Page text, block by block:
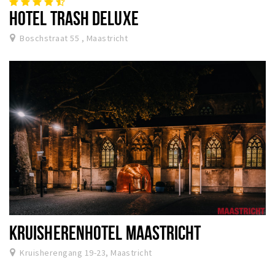
HOTEL TRASH DELUXE
Boschstraat 55 , Maastricht
KRUISHERENHOTEL MAASTRICHT
Kruisherengang 19-23, Maastricht